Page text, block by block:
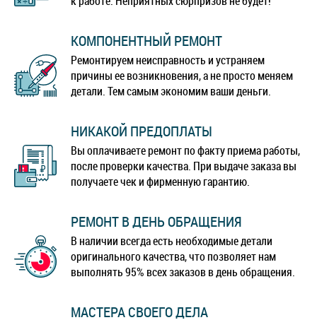
КОМПОНЕНТНЫЙ РЕМОНТ
Ремонтируем неисправность и устраняем
причины ее возникновения, а не просто меняем
детали. Тем самым экономим ваши деньги.
НИКАКОЙ ПРЕДОПЛАТЫ
Вы оплачиваете ремонт по факту приема работы,
после проверки качества. При выдаче заказа вы
получаете чек и фирменную гарантию.
РЕМОНТ В ДЕНЬ ОБРАЩЕНИЯ
В наличии всегда есть необходимые детали
оригинального качества, что позволяет нам
выполнять 95% всех заказов в день обращения.
МАСТЕРА СВОЕГО ДЕЛА